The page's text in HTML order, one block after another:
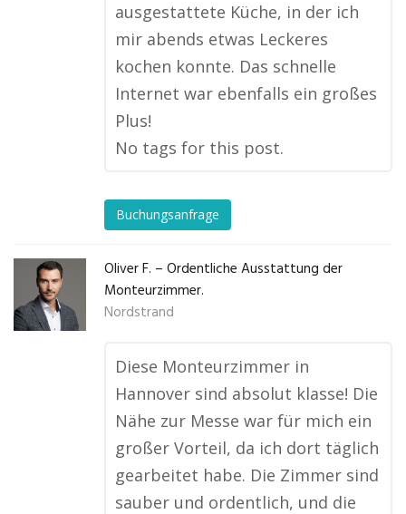
ausgestattete Küche, in der ich
mir abends etwas Leckeres
kochen konnte. Das schnelle
Internet war ebenfalls ein großes
Plus!
No tags for this post.
Buchungsanfrage
Oliver F. – Ordentliche Ausstattung der
Monteurzimmer.
Nordstrand
Diese Monteurzimmer in
Hannover sind absolut klasse! Die
Nähe zur Messe war für mich ein
großer Vorteil, da ich dort täglich
gearbeitet habe. Die Zimmer sind
sauber und ordentlich, und die